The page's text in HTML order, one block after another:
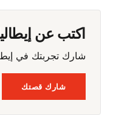
اكتب عن
شارك تجربتك في
شارك قصتك